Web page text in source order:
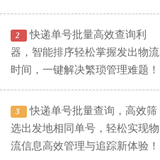
2
快递单号批量高效查询利
器，智能排序轻松掌握发出物流
时间，一键解决繁琐管理难题！
3
快递单号批量查询，高效筛
选出发地相同单号，轻松实现物
流信息高效管理与追踪新体验！